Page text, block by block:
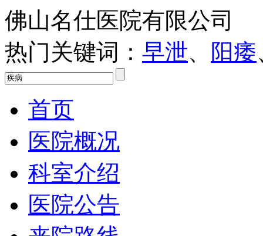
佛山名仕医院有限公司
热门关键词： 早泄、 阳痿
首页
医院概况
科室介绍
医院公告